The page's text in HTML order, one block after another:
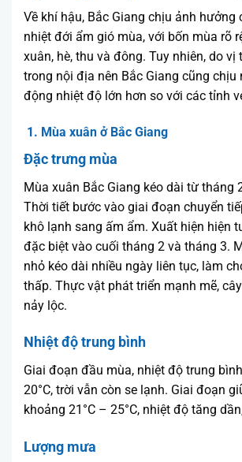
Về khí hậu, Bắc Giang chịu ảnh hưởng
nhiệt đới ẩm gió mùa, với bốn mùa rõ
xuân, hè, thu và đông. Tuy nhiên, do vị
trong nội địa nên Bắc Giang cũng chịu
động nhiệt độ lớn hơn so với các tỉnh
1. Mùa xuân ở Bắc Giang
Đặc trưng mùa
Mùa xuân Bắc Giang kéo dài từ tháng
Thời tiết bước vào giai đoạn chuyển
khô lạnh sang ấm ẩm. Xuất hiện hiện
đặc biệt vào cuối tháng 2 và tháng 3.
nhỏ kéo dài nhiều ngày liên tục, làm
thấp. Thực vật phát triển mạnh mẽ,
nảy lộc.
Nhiệt độ trung bình
Giai đoạn đầu mùa, nhiệt độ trung
20°C, trời vẫn còn se lạnh. Giai đoạn
khoảng 21°C – 25°C, nhiệt độ tăng
Lượng mưa